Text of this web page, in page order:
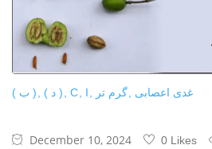
( ب ) ( د ) C I غدی اعصابی گرم تر
December 10, 2024 0 Likes